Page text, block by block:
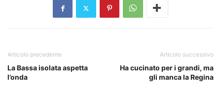
Articolo precedente
La Bassa isolata aspetta
l’onda
Articolo successivo
Ha cucinato per i grandi, ma
gli manca la Regina